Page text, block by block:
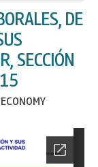
DE
SECCIÓN